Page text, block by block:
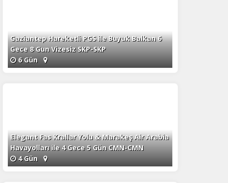
Gaziantep Hareketli PGS ile Buyuk Balkan 6
Gece 8 Gun Vizesiz SKP-SKP
6 Gün
Elegant Fas Krallar Yolu & Marakeş Air Arabia
Havayolları ile 4 Gece 5 Gün CMN-CMN
4 Gün